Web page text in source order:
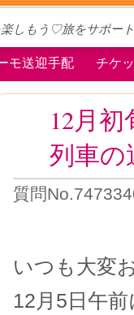
楽しもう♡旅をサポート
モ送迎手配 チケ
12月
列車
質問
いつも大変
12月5日午